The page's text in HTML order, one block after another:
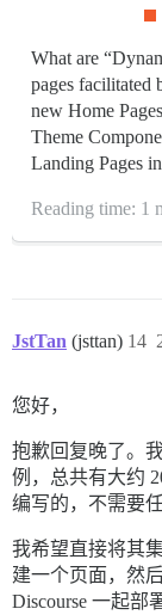
What are
pages facilitated
new Home
Theme
Landing Pages
Reading time: 1
JstTan (jsttan) 14
您好，
抱歉回复晚了。
例，总共有大约
编写的，不需要
我希望直接将其
建一个页面，然
Discourse 一起